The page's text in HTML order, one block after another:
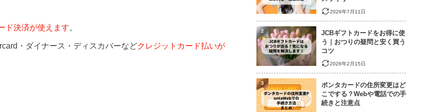
ド決済が使えます。
・ダイナース・ディスカバーなどクレジットカード払いが
2026年7月11日
JCBギフトカードをお得に使
う｜おつりの疑問と安く買う
コツ
2026年2月15日
2
ポンタカードの住所変更はど
こでする？Webや電話での手
続きと注意点
3